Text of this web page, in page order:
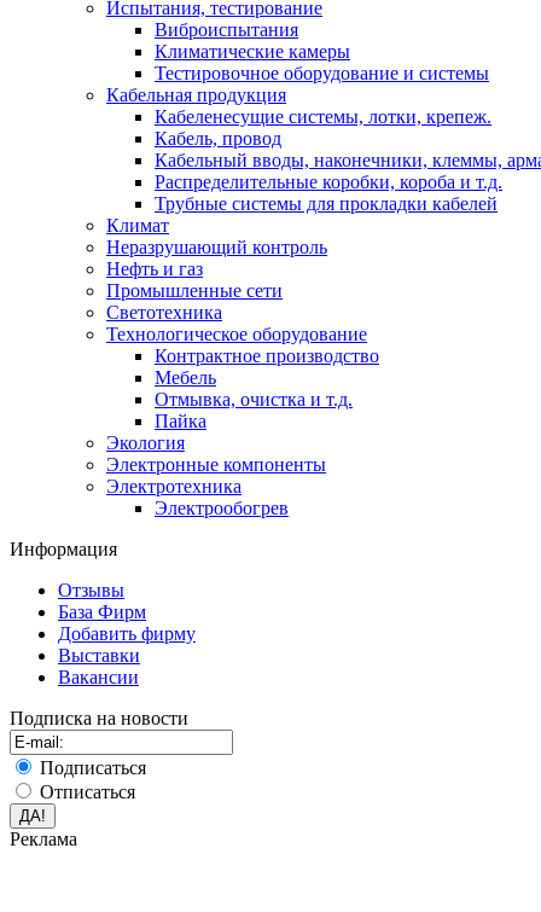
Испытания, тестирование
Виброиспытания
Климатические камеры
Тестировочное оборудование и системы
Кабельная продукция
Кабеленесущие системы, лотки, крепеж.
Кабель, провод
Кабельный вводы, наконечники, клеммы,
Распределительные коробки, короба и т.д.
Трубные системы для прокладки кабелей
Климат
Неразрушающий контроль
Нефть и газ
Промышленные сети
Светотехника
Технологическое оборудование
Контрактное производство
Мебель
Отмывка, очистка и т.д.
Пайка
Экология
Электронные компоненты
Электротехника
Электрообогрев
Информация
Отзывы
База Фирм
Добавить фирму
Выставки
Вакансии
Подписка на новости
Подписаться
Отписаться
Реклама